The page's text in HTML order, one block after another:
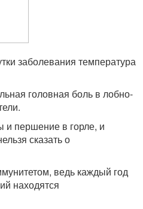
заболевания температура
головная боль в лобно-
и першение в горле, и
сказать о
ведь каждый год
находятся